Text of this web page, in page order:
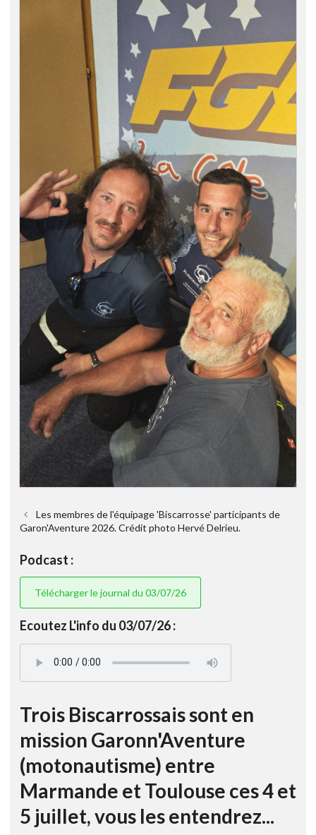
Les membres de l'équipage 'Biscarrosse' participants de
Garon'Aventure 2026. Crédit photo Hervé Delrieu.
Podcast :
Télécharger le journal du 03/07/26
Ecoutez L'info du 03/07/26 :
Trois Biscarrossais sont en
mission Garonn'Aventure
(motonautisme) entre
Marmande et Toulouse ces 4 et
5 juillet, vous les entendrez...